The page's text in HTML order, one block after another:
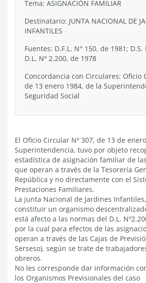
Tema: ASIGNACIÓN FAMILIAR
Destinatario: JUNTA NACIONAL DE
INFANTILES
Fuentes: D.F.L. N° 150, de 1981;
D.L. Nº 2.200, de 1978
Concordancia con Circulares: Oficio
de 13 enero 1984, de la
Seguridad Social
El Oficio Circular Nº 307, de 13 de
Superintendencia, tuvo por objeto
estadística de asignación familiar de
que operan a través de la Tesorería
República y no directamente con el
Prestaciones Familiares.
La junta Nacional de Jardines
constituir un organismo
está afecto a las normas del D.L.
por la cual para efectos de las
operan a través de las Cajas de
Serseso), según se trate de
obreros.
No les corresponde dar información
los Organismos Previsionales del caso